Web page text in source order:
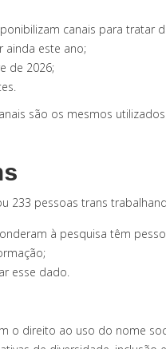
canais para tratar
ainda este ano;
de 2026;
são os mesmos
233 pessoas trans
à pesquisa têm
esse dado.
o direito ao uso do nome